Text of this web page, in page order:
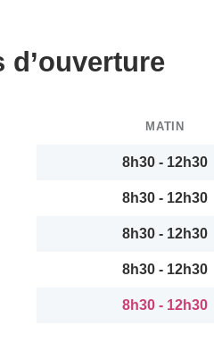
d’ouverture
MATIN
8h30 - 12h30
8h30 - 12h30
8h30 - 12h30
8h30 - 12h30
8h30 - 12h30